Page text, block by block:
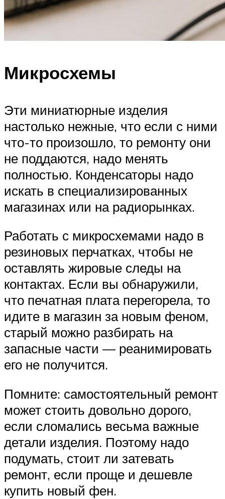
Микросхемы
Эти миниатюрные изделия
настолько нежные, что если с ними
что-то произошло, то ремонту они
не поддаются, надо менять
полностью. Конденсаторы надо
искать в специализированных
магазинах или на радиорынках.
Работать с микросхемами надо в
резиновых перчатках, чтобы не
оставлять жировые следы на
контактах. Если вы обнаружили,
что печатная плата перегорела, то
идите в магазин за новым феном,
старый можно разбирать на
запасные части — реанимировать
его не получится.
Помните: самостоятельный ремонт
может стоить довольно дорого,
если сломались весьма важные
детали изделия. Поэтому надо
подумать, стоит ли затевать
ремонт, если проще и дешевле
купить новый фен.